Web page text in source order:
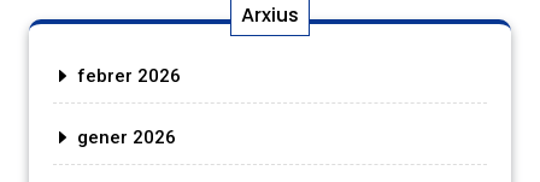
Arxius
febrer 2026
gener 2026